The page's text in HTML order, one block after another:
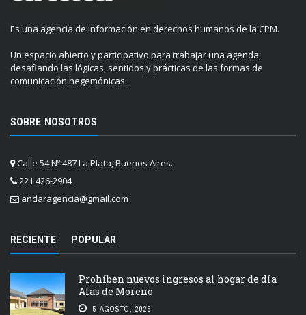
Es una agencia de información en derechos humanos de la CPM.
Un espacio abierto y participativo para trabajar una agenda,
desafiando las lógicas, sentidos y prácticas de las formas de
comunicación hegemónicas.
SOBRE NOSOTROS
Calle 54 Nº 487 La Plata, Buenos Aires.
221 426-2904
andaragencia@gmail.com
RECIENTE POPULAR
Prohíben nuevos ingresos al hogar de día
Alas de Moreno
5 AGOSTO, 2026